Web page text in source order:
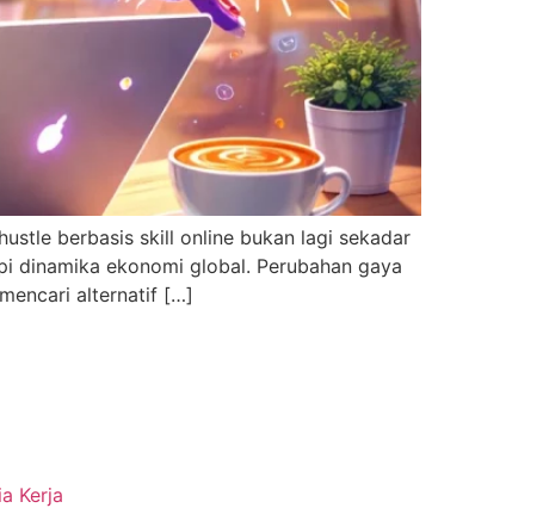
berbasis skill online bukan lagi sekadar
dinamika ekonomi global. Perubahan gaya
alternatif […]
Kerja